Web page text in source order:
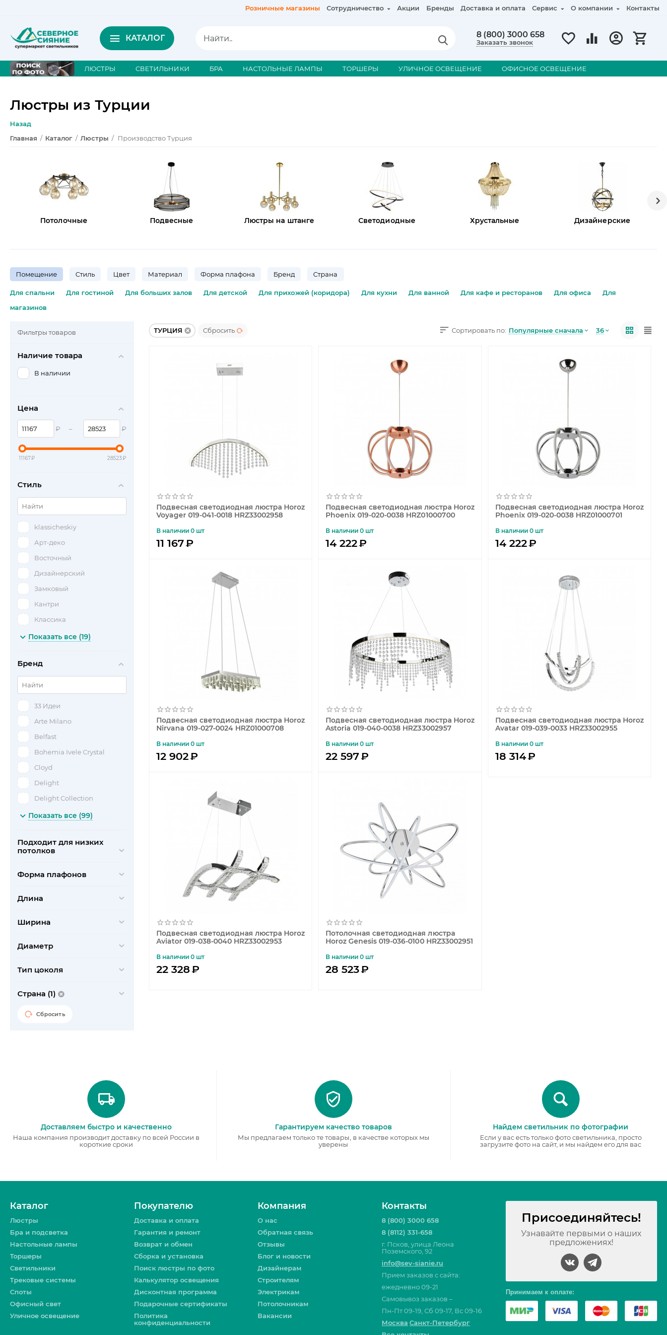
Розничные магазины Сотрудничество Акции Бренды Доставка и оплата Сервис О компании Контакты
КАТАЛОГ 8 (800) 3000 658
Заказать звонок
ЛЮСТРЫ СВЕТИЛЬНИКИ БРА НАСТОЛЬНЫЕ ЛАМПЫ ТОРШЕРЫ УЛИЧНОЕ ОСВЕЩЕНИЕ ОФИСНОЕ ОСВЕЩЕНИЕ
Люстры из Турции
Назад
Главная / Каталог / Люстры / Производство Турция
Потолочные Подвесные Люстры на штанге Светодиодные Хрустальные Дизайнерские
Помещение Стиль Цвет Материал Форма плафона Бренд Страна
Для спальни Для гостиной Для больших залов Для детской Для прихожей (коридора) Для кухни Для ванной Для кафе и ресторанов Для офиса
Для
магазинов
ТУРЦИЯ Сбросить Сортировать по: Популярные сначала 36
Подвесная светодиодная люстра Horoz
Voyager 019-041-0018 HRZ33002958
В наличии 0 шт
11 167₽
Подвесная светодиодная люстра Horoz
Phoenix 019-020-0038 HRZ01000700
В наличии 0 шт
14 222₽
Подвесная светодиодная люстра Horoz
Phoenix 019-020-0038 HRZ01000701
В наличии 0 шт
14 222₽
Подвесная светодиодная люстра Horoz
Nirvana 019-027-0024 HRZ01000708
В наличии 0 шт
12 902₽
Подвесная светодиодная люстра Horoz
Astoria 019-040-0038 HRZ33002957
В наличии 0 шт
22 597₽
Подвесная светодиодная люстра Horoz
Avatar 019-039-0033 HRZ33002955
В наличии 0 шт
18 314₽
Подвесная светодиодная люстра Horoz
Aviator 019-038-0040 HRZ33002953
В наличии 0 шт
22 328₽
Потолочная светодиодная люстра
Horoz Genesis 019-036-0100 HRZ33002951
В наличии 0 шт
28 523₽
Фильтры товаров
Наличие товара
В наличии
Цена
₽ – ₽
11167₽ 28523₽
Стиль
klassicheskiy
Арт-деко
Восточный
Дизайнерский
Замковый
Кантри
Классика
Классический
Минимализм
Модерн
Морской
Неоклассика
Современный
Тиффани
Хай-тек
Показать все (19)
Бренд
33 Идеи
Arte Milano
Belfast
Bohemia Ivele Crystal
Cloyd
Delight
Delight Collection
Dio D'Arte
Elstead Lighting
Freya Outlet
ImperiumLoft
Kemar
Kichler
Maytoni Outlet
Mizi'en
Odeon Light
Omnilux
Ambiente
Ambrella light
Arlight
ArtClassic
Показать все (99)
Подходит для низких
потолков
Форма плафонов
Длина
Ширина
Диаметр
Тип цоколя
Страна (1)
Сбросить
Доставляем быстро и качественно
Наша компания производит доставку по всей России в
короткие сроки
Гарантируем качество товаров
Мы предлагаем только те товары, в качестве которых мы
уверены
Найдем светильник по фотографии
Если у вас есть только фото светильника, просто
загрузите фото на сайт, и мы найдем его для вас
Каталог
Люстры
Бра и подсветка
Настольные лампы
Торшеры
Светильники
Трековые системы
Споты
Офисный свет
Уличное освещение
Покупателю
Доставка и оплата
Гарантия и ремонт
Возврат и обмен
Сборка и установка
Поиск люстры по фото
Калькулятор освещения
Дисконтная программа
Подарочные сертификаты
Политика
конфиденциальности
Компания
О нас
Обратная связь
Отзывы
Блог и новости
Дизайнерам
Строителям
Электрикам
Потолочникам
Вакансии
Контакты
8 (800) 3000 658
8 (8112) 331-658
г. Псков, улица Леона
Поземского, 92
info@sev-sianie.ru
Прием заказов с сайта:
ежедневно 09-21
Самовывоз заказов –
Пн-Пт 09-19, Сб 09-17, Вс 09-16
Москва Санкт-Петербург
Присоединяйтесь!
Узнавайте первыми о наших
предложениях!
Принимаем к оплате: